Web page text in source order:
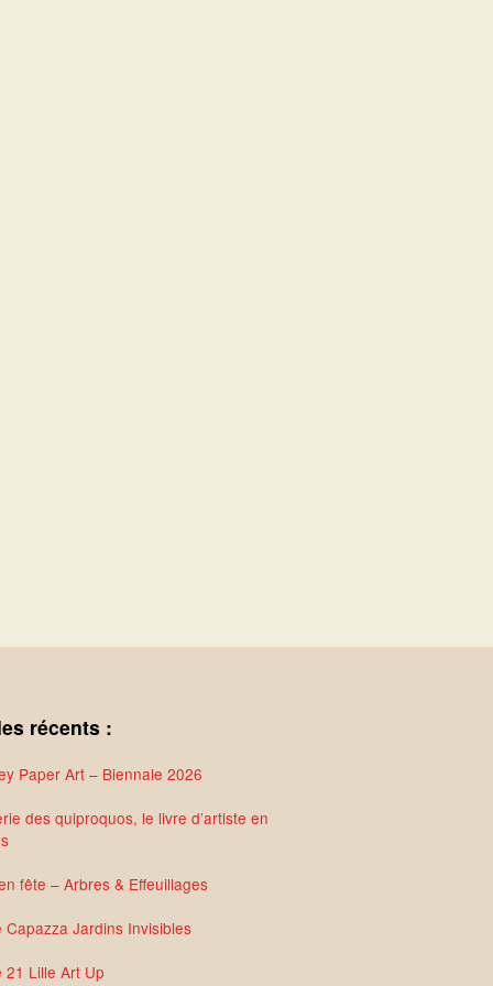
récents :
Paper Art – Biennale 2026
des quiproquos, le livre d’artiste en
fête – Arbres & Effeuillages
Capazza Jardins Invisibles
21 Lille Art Up